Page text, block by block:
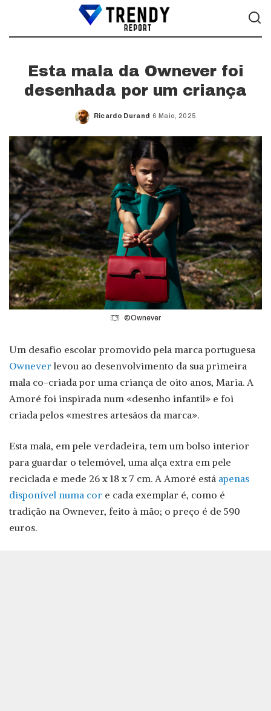
Esta mala da Ownever foi
desenhada por um criança
Posted
Ricardo Durand 6 Maio, 2025
©Ownever
Um desafio escolar promovido pela marca portuguesa
Ownever levou ao desenvolvimento da sua primeira
mala co-criada por uma criança de oito anos, Maria. A
Amoré foi inspirada num «desenho infantil» e foi
criada pelos «mestres artesãos da marca».
Esta mala, em pele verdadeira, tem um bolso interior
para guardar o telemóvel, uma alça extra em pele
reciclada e mede 26 x 18 x 7 cm. A Amoré está apenas
disponível numa cor e cada exemplar é, como é
tradição na Ownever, feito à mão; o preço é de 590
euros.